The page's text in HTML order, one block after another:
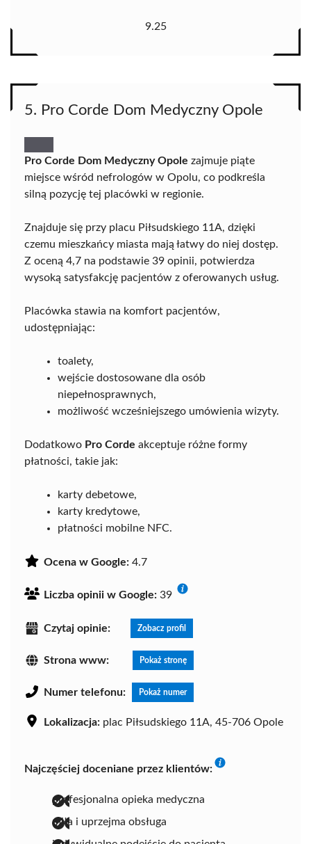
9.25
5. Pro Corde Dom Medyczny Opole
Pro Corde Dom Medyczny Opole zajmuje piąte
miejsce wśród nefrologów w Opolu, co podkreśla
silną pozycję tej placówki w regionie.
Znajduje się przy placu Piłsudskiego 11A, dzięki
czemu mieszkańcy miasta mają łatwy do niej dostęp.
Z oceną 4,7 na podstawie 39 opinii, potwierdza
wysoką satysfakcję pacjentów z oferowanych usług.
Placówka stawia na komfort pacjentów,
udostępniając:
toalety,
wejście dostosowane dla osób
niepełnosprawnych,
możliwość wcześniejszego umówienia wizyty.
Dodatkowo Pro Corde akceptuje różne formy
płatności, takie jak:
karty debetowe,
karty kredytowe,
płatności mobilne NFC.
Ocena w Google: 4.7
Liczba opinii w Google: 39
Czytaj opinie: Zobacz profil
Strona www: Pokaż stronę
Numer telefonu: Pokaż numer
Lokalizacja: plac Piłsudskiego 11A, 45-706 Opole
Najczęściej doceniane przez klientów:
profesjonalna opieka medyczna
miła i uprzejma obsługa